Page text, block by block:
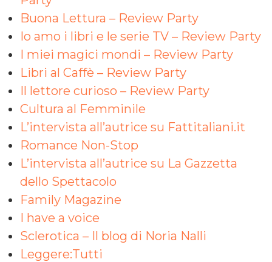
Buona Lettura – Review Party
Io amo i libri e le serie TV – Review Party
I miei magici mondi – Review Party
Libri al Caffè – Review Party
Il lettore curioso – Review Party
Cultura al Femminile
L’intervista all’autrice su Fattitaliani.it
Romance Non-Stop
L’intervista all’autrice su La Gazzetta
dello Spettacolo
Family Magazine
I have a voice
Sclerotica – Il blog di Noria Nalli
Leggere:Tutti